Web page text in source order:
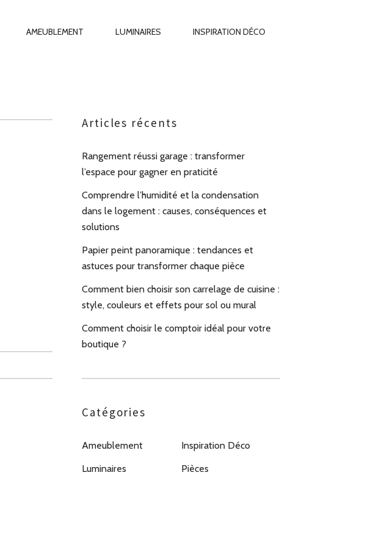
AMEUBLEMENT LUMINAIRES INSPIRATION DÉCO
Articles récents
Rangement réussi garage : transformer
l’espace pour gagner en praticité
Comprendre l’humidité et la condensation
dans le logement : causes, conséquences et
solutions
Papier peint panoramique : tendances et
astuces pour transformer chaque pièce
Comment bien choisir son carrelage de cuisine :
style, couleurs et effets pour sol ou mural
Comment choisir le comptoir idéal pour votre
boutique ?
Catégories
Ameublement
Inspiration Déco
Luminaires
Pièces